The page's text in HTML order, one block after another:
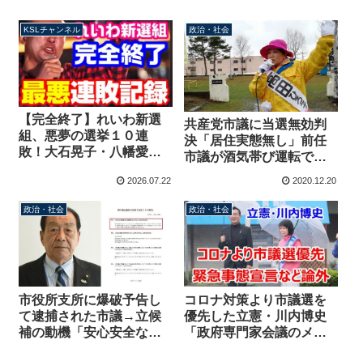
KSLチャンネル
【完全終了】れいわ新選
組、悪夢の選挙１０連
敗！大石晃子・八幡愛ら
票を削る最悪の展開へ
【KSLチャンネル】
2026.07.22
政治・社会
共産党市議に当選無効判
決「居住実態無し」前任
市議が酒気帯び運転で辞
会を埋めるため？
2020.12.20
政治・社会
市役所支所に爆破予告し
て逮捕された市議→立候
補の動機「安心安全なま
政治・社会
コロナ対策より市議選を
優先した立憲・川内博史
「政府専門家会議のメン